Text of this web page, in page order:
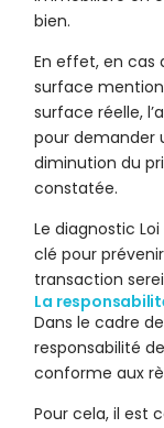
bien.
En effet, en cas
surface
surface réelle,
pour demander
diminution du
constatée.
Le diagnostic
clé pour
transaction
La
Dans le cadre
responsabilité
conforme aux
Pour cela, il est